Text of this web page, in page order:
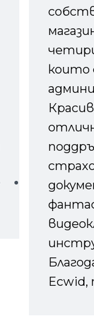
които
Ecwid,